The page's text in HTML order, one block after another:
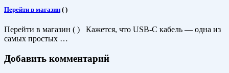
Перейти в магазин ( )
Перейти в магазин ( ) Кажется, что USB-C кабель — одна из
самых простых …
Добавить комментарий